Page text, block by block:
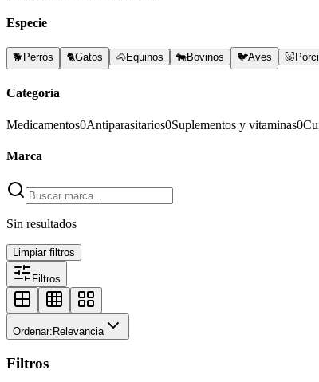
Especie
🐕 Perros 🐈Gatos 🐴Equinos 🐄Bovinos 🐦Aves 🐷
Categoría
Medicamentos0Antiparasitarios0Suplementos y vitaminas0
Marca
Sin resultados
Limpiar filtros
Filtros
Ordenar: Relevancia
Filtros